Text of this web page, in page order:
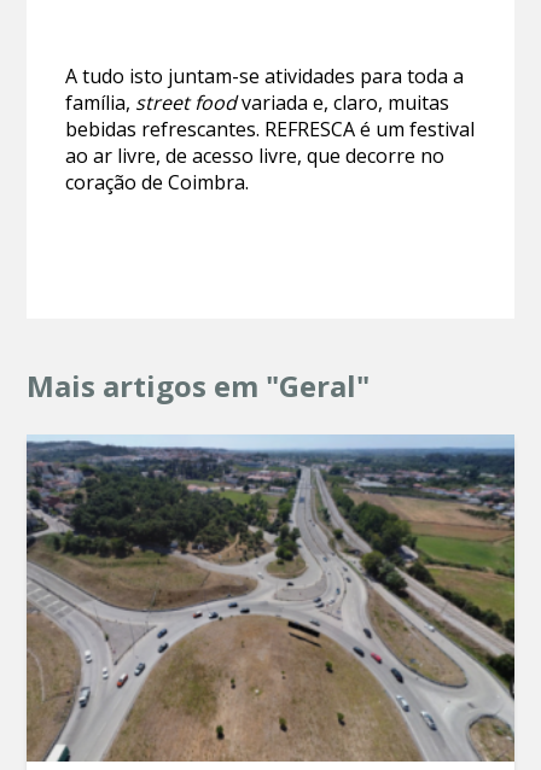
A tudo isto juntam-se atividades para toda a
família, street foodvariada e, claro, muitas
bebidas refrescantes. REFRESCA é um festival
ao ar livre, de acesso livre, que decorre no
coração de Coimbra.
Mais artigos em "Geral"